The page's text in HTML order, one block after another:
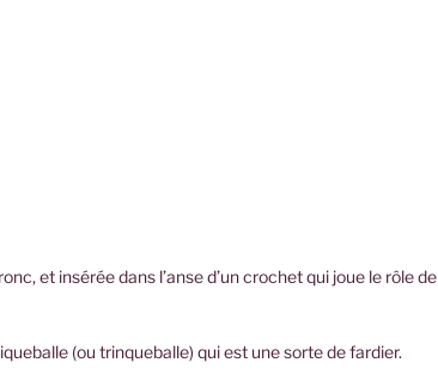
et insérée dans l’anse d’un crochet qui joue le rôle de
(ou trinqueballe) qui est une sorte de fardier.